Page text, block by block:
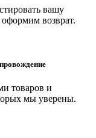
вашу
возврат.
товаров и
мы уверены.